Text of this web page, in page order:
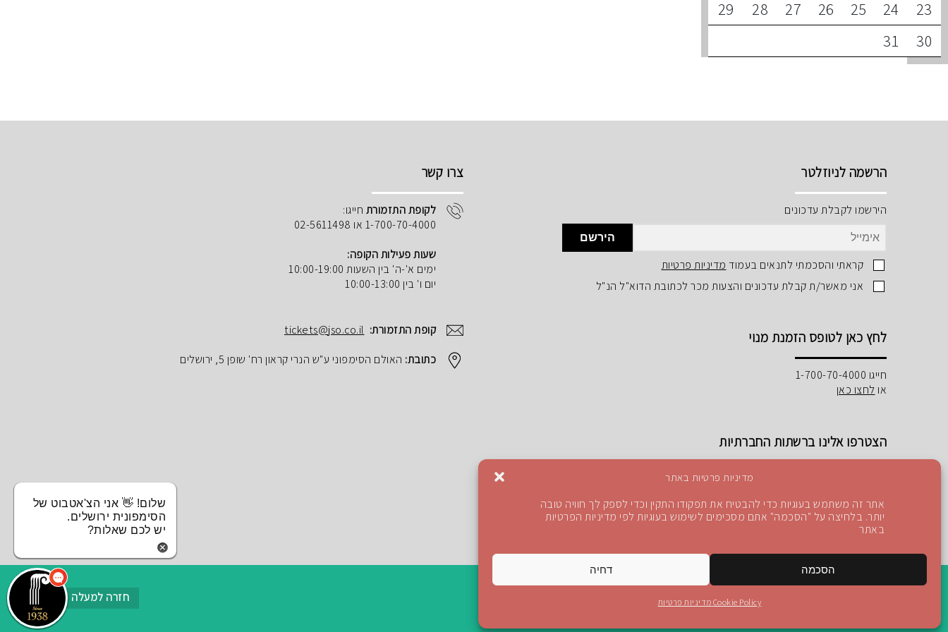
מדיניות פרטיות באתר
אתר זה משתמש בעוגיות כדי להבטיח את תפקודו התקין וכדי לספק לך חוויה טובה
יותר. בלחיצה על "הסכמה" אתם מסכימים לשימוש בעוגיות לפי מדיניות הפרטיות
באתר
הסכמה דחיה
Cookie Policy מדיניות פרטיות
23
24
25
26
27
28
29
30
31
הרשמה לניוזלטר
הירשמו לקבלת עדכונים
הירשם
קראתי והסכמתי לתנאים בעמוד מדיניות פרטיות
אני מאשר/ת קבלת עדכונים והצעות מכר לכתובת הדוא"ל הנ"ל
לחץ כאן לטופס הזמנת מנוי
חייגו 1-700-70-4000
או לחצו כאן
הצטרפו אלינו ברשתות החברתיות
facebook
YouTube
Blog
Instagram
צרו קשר
לקופת התזמורת חייגו:
1-700-70-4000 או 02-5611498
שעות פעילות הקופה:
ימים א'-ה' בין השעות 10:00-19:00
יום ו' בין 10:00-13:00
קופת התזמורת: tickets@jso.co.il
כתובת: האולם הסימפוני ע"ש הנרי קראון רח' שופן 5, ירושלים
חזרה למעלה
שלום! 👋 אני הצ'אטבוט של
הסימפונית ירושלים.
יש לכם שאלות?